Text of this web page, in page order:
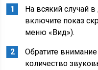
На всякий случай
включите показ
меню «Вид»).
Обратите
количество